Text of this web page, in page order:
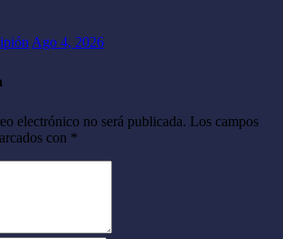
Ago 4, 2026
electrónico no será publicada. Los campos
con *